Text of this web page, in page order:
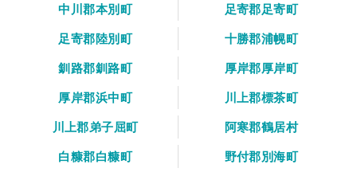
中川郡本別町
足寄郡足寄町
足寄郡陸別町
十勝郡浦幌町
釧路郡釧路町
厚岸郡厚岸町
厚岸郡浜中町
川上郡標茶町
川上郡弟子屈町
阿寒郡鶴居村
白糠郡白糠町
野付郡別海町